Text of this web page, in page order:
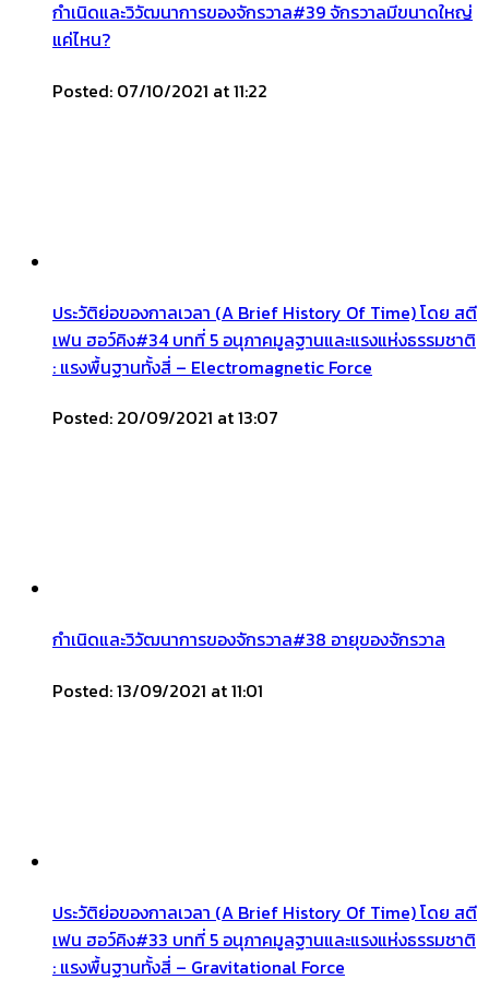
กำเนิดและวิวัฒนาการของจักรวาล#39 จักรวาลมีขนาดใหญ่
แค่ไหน?
Posted: 07/10/2021 at 11:22
ประวัติย่อของกาลเวลา (A Brief History Of Time) โดย สตี
เฟน ฮอว์คิง#34 บทที่ 5 อนุภาคมูลฐานและแรงแห่งธรรมชาติ
: แรงพื้นฐานทั้งสี่ – Electromagnetic Force
Posted: 20/09/2021 at 13:07
กำเนิดและวิวัฒนาการของจักรวาล#38 อายุของจักรวาล
Posted: 13/09/2021 at 11:01
ประวัติย่อของกาลเวลา (A Brief History Of Time) โดย สตี
เฟน ฮอว์คิง#33 บทที่ 5 อนุภาคมูลฐานและแรงแห่งธรรมชาติ
: แรงพื้นฐานทั้งสี่ – Gravitational Force